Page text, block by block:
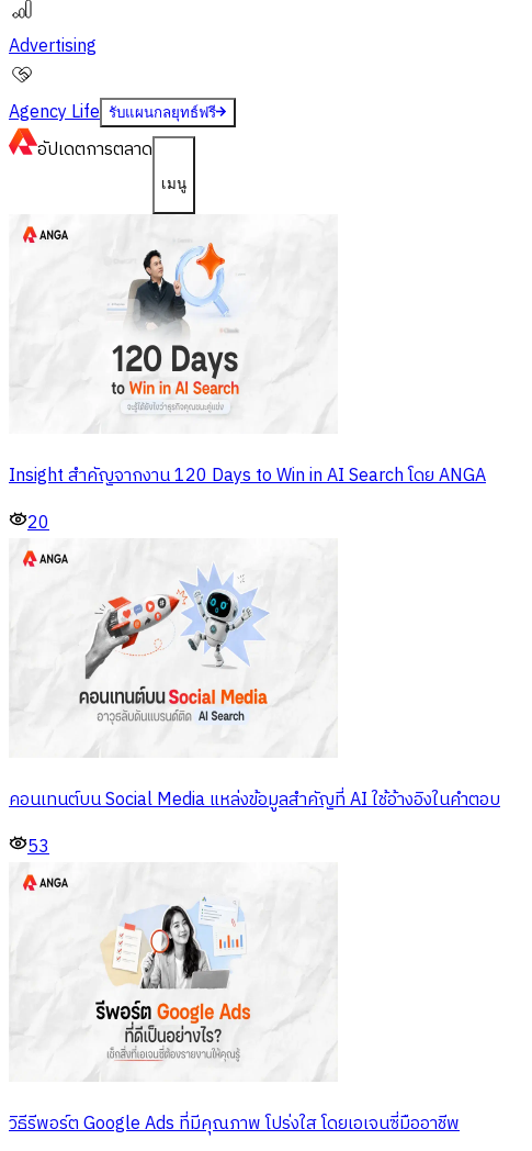
Advertising
Agency Life รับแผนกลยุทธ์ฟรี
อัปเดตการตลาด
เมนู
Insight สำคัญจากงาน 120 Days to Win in AI Search โดย ANGA
20
คอนเทนต์บน Social Media แหล่งข้อมูลสำคัญที่ AI ใช้อ้างอิงในคำตอบ
53
วิธีรีพอร์ต Google Ads ที่มีคุณภาพ โปร่งใส โดยเอเจนซี่มืออาชีพ